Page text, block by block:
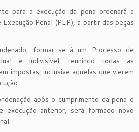
para a execução da pena ordenará a
Penal (PEP), a partir das peças
formar-se-á um Processo de
e indivisível, reunindo todas as
impostas, inclusive aquelas que vierem
após o cumprimento da pena e
execução anterior, será formado novo